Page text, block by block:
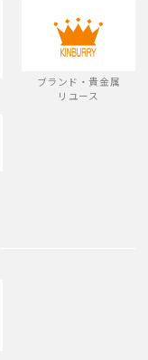
ブランド・貴金属
リユース